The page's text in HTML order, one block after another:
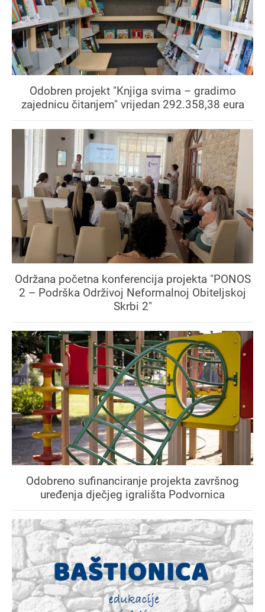
Odobren projekt "Knjiga svima – gradimo
zajednicu čitanjem" vrijedan 292.358,38 eura
Održana početna konferencija projekta "PONOS
2 – Podrška Održivoj Neformalnoj Obiteljskoj
Skrbi 2"
Odobreno sufinanciranje projekta završnog
uređenja dječjeg igrališta Podvornica